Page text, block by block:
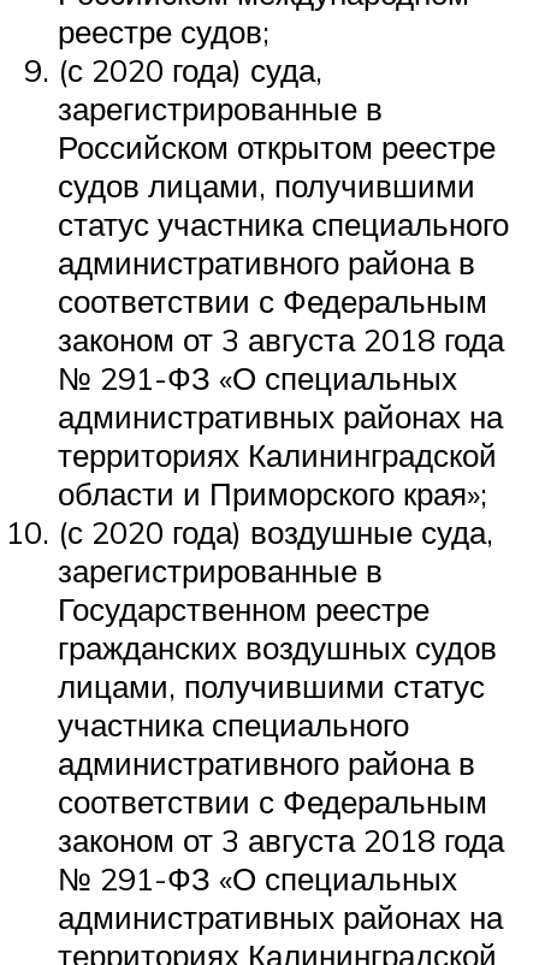
реестре судов;
(с 2020 года) суда,
зарегистрированные в
Российском открытом реестре
судов лицами, получившими
статус участника специального
административного района в
соответствии с Федеральным
законом от 3 августа 2018 года
№ 291-ФЗ «О специальных
административных районах на
территориях Калининградской
области и Приморского края»;
(с 2020 года) воздушные суда,
зарегистрированные в
Государственном реестре
гражданских воздушных судов
лицами, получившими статус
участника специального
административного района в
соответствии с Федеральным
законом от 3 августа 2018 года
№ 291-ФЗ «О специальных
административных районах на
территориях Калининградской